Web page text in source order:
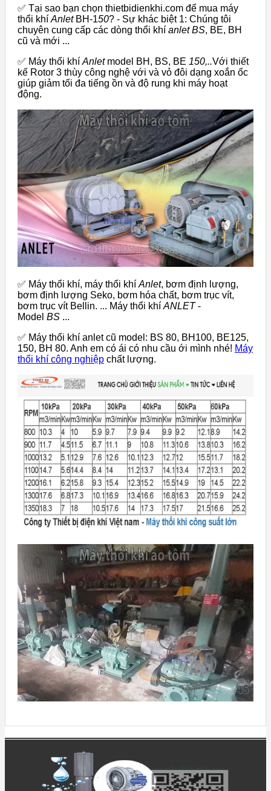
✅ Tại sao bạn chọn thietbidienkhi.com để mua máy
thổi khí AnletBH-150? - Sự khác biệt 1: Chúng tôi
chuyên cung cấp các dòng thổi khí anlet BS, BE, BH
cũ và mới ...
✅ Máy thổi khí Anletmodel BH, BS, BE 150,..Với thiết
kế Rotor 3 thùy công nghệ với và vỏ đôi dạng xoắn ốc
giúp giảm tối đa tiếng ồn và độ rung khi máy hoạt
động.
✅ Máy thổi khí, máy thổi khí Anlet, bơm định lượng,
bơm định lượng Seko, bơm hóa chất, bơm trục vít,
bơm trục vít Bellin. ... Máy thổi khí ANLET-
Model BS ...
✅ Máy thổi khí anlet cũ model: BS 80, BH100, BE125,
150, BH 80. Anh em có ái có nhu cầu ới mình nhé! Máy
thổi khí công nghiệp chất lượng.